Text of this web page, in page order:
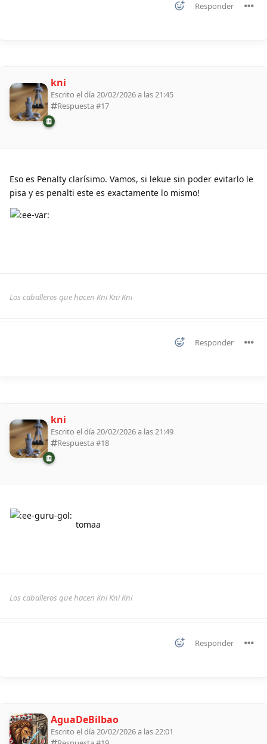
Responder
kni
Escrito el día 20/02/2026 a las 21:45
Respuesta #17
Eso es Penalty clarísimo. Vamos, si lekue sin poder evitarlo le
pisa y es penalti este es exactamente lo mismo!
Los caballeros que hacen Kni Kni Kni
Responder
kni
Escrito el día 20/02/2026 a las 21:49
Respuesta #18
tomaa
Los caballeros que hacen Kni Kni Kni
Responder
AguaDeBilbao
Escrito el día 20/02/2026 a las 22:01